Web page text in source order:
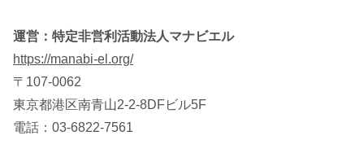
運営：特定非営利活動法人マナビエル
https://manabi-el.org/
〒107-0062
東京都港区南青山2-2-8DFビル5F
電話：03-6822-7561